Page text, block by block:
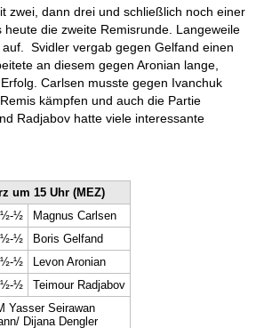
zwei, dann drei und schließlich noch einer
heute die zweite Remisrunde. Langeweile
Svidler vergab gegen Gelfand einen
an diesem gegen Aronian lange,
Carlsen musste gegen Ivanchuk
kämpfen und auch die Partie
Radjabov hatte viele interessante
um 15 Uhr (MEZ)
½-½
Magnus Carlsen
½-½
Boris Gelfand
½-½
Levon Aronian
½-½
Teimour Radjabov
Yasser Seirawan
Dijana Dengler